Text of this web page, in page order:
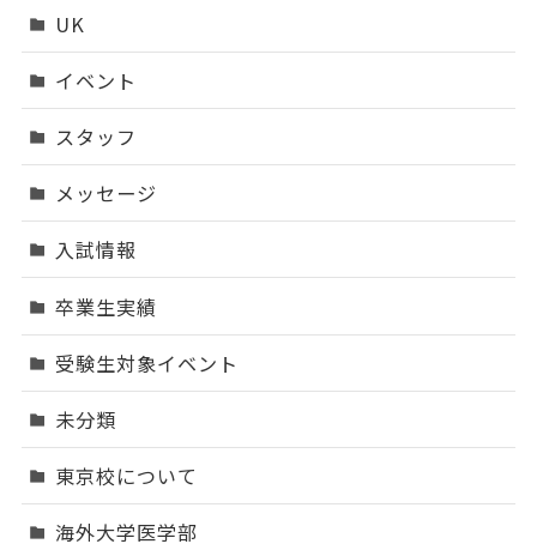
UK
イベント
スタッフ
メッセージ
入試情報
卒業生実績
受験生対象イベント
未分類
東京校について
海外大学医学部